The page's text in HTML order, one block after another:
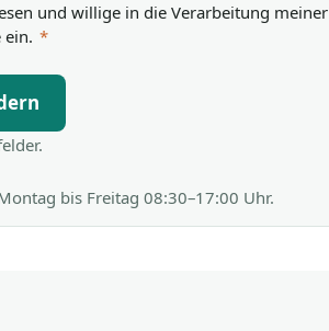
und willige in die Verarbeitung meiner
ein. *
bis Freitag 08:30–17:00 Uhr.